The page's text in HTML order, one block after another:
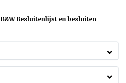
B&W Besluitenlijst en besluiten